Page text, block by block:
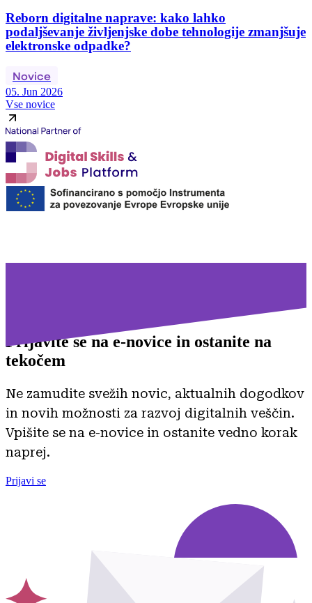
Reborn digitalne naprave: kako lahko
podaljševanje življenjske dobe tehnologije zmanjšuje
elektronske odpadke?
Novice
05. Jun 2026
Vse novice
Prijavite se na e-novice in ostanite na
tekočem
Ne zamudite svežih novic, aktualnih dogodkov
in novih možnosti za razvoj digitalnih veščin.
Vpišite se na e-novice in ostanite vedno korak
naprej.
Prijavi se